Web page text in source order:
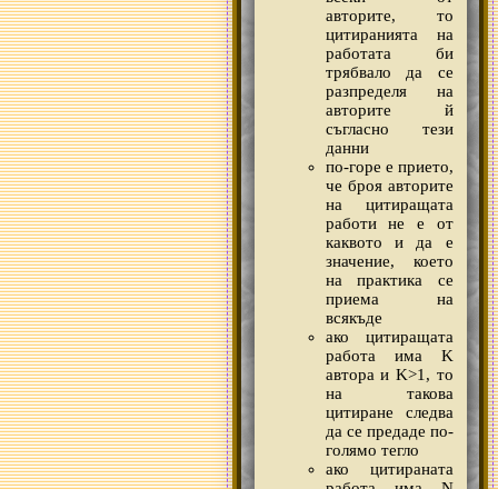
авторите, то
цитиранията на
работата би
трябвало да се
разпределя на
авторите й
съгласно тези
данни
по-горе е прието,
че броя авторите
на цитиращата
работи не е от
каквото и да е
значение, което
на практика се
приема на
всякъде
ако цитиращата
работа има K
автора и K>1, то
на такова
цитиране следва
да се предаде по-
голямо тегло
ако цитираната